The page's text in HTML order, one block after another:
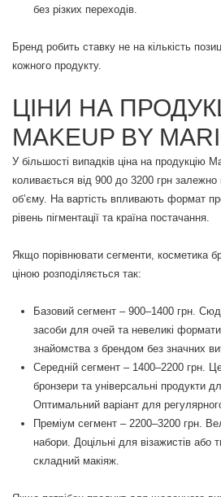
без різких переходів.
Бренд робить ставку не на кількість
кожного продукту.
ЦІНИ НА
MAKEUP BY
У більшості випадків ціна на продукцію
коливається від 900 до 3200 грн залежно
об’єму. На вартість впливають формат
рівень пігментації та країна постачання.
Якщо порівнювати сегменти, косметика
ціною розподіляється так:
Базовий сегмент – 900–1400 грн.
засоби для очей та невеликі
знайомства з брендом без значних
Середній сегмент – 1400–2200 грн.
бронзери та універсальні продукти
Оптимальний варіант для
Преміум сегмент – 2200–3200 грн.
набори. Доцільні для візажистів або
складний макіяж.